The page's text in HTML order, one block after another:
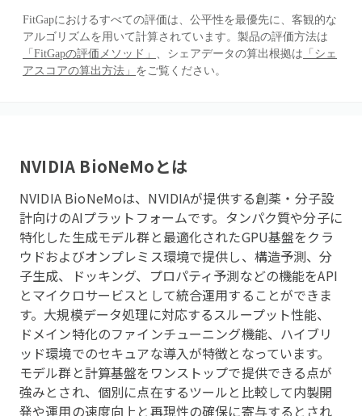
FitGapにおけるすべての評価は、公平性を最優先に、客観的な
アルゴリズムを用いて計算されています。製品の評価方法は
「FitGapの評価メソッド」 、シェアデータの算出根拠は 「シェ
アスコアの算出方法」 をご覧ください。
NVIDIA BioNeMoとは
NVIDIA BioNeMoは、NVIDIAが提供する創薬・分子設
計向けのAIプラットフォームです。タンパク質や分子に
特化した生成モデル群と最適化されたGPU基盤をクラ
ウドおよびオンプレミス環境で提供し、構造予測、分
子生成、ドッキング、プロパティ予測などの機能をAPI
とマイクロサービスとして統合運用することができま
す。大規模データ処理に対応するスループット性能、
ドメイン特化のファインチューニング機能、ハイブリ
ッド環境でのセキュアな導入が特徴となっています。
モデル群と計算基盤をワンストップで提供できる点が
強みとされ、個別に点在するツールと比較して内製開
発や運用の速度向上と再現性の確保に寄与するとされ